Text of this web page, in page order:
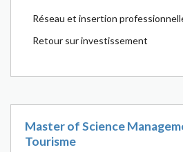
Réseau et insertion
Retour sur investissement
Master of Science
Tourisme